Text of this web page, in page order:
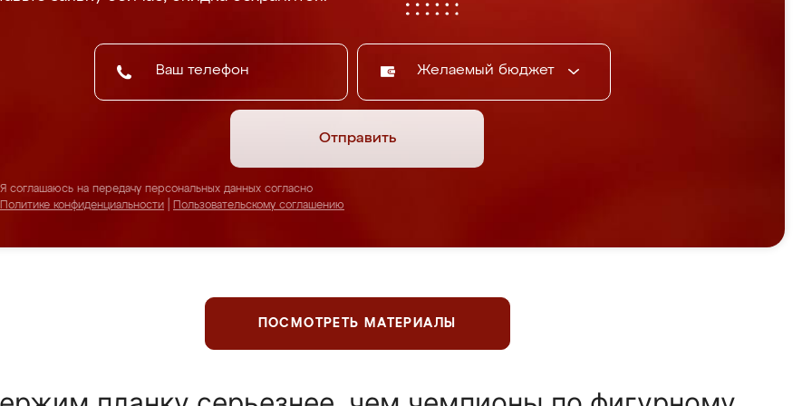
Желаемый бюджет
Отправить
Я соглашаюсь на передачу персональных данных согласно
Политике конфиденциальности
Пользовательскому соглашению
ПОСМОТРЕТЬ МАТЕРИАЛЫ